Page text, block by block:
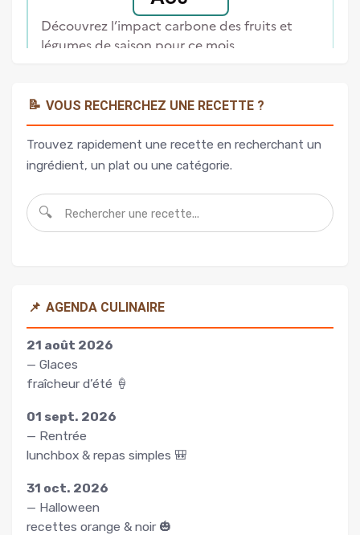
📝 VOUS RECHERCHEZ UNE RECETTE ?
Trouvez rapidement une recette en recherchant un
ingrédient, un plat ou une catégorie.
🔍
📌 AGENDA CULINAIRE
21 août 2026
— Glaces
fraîcheur d’été 🍦
01 sept. 2026
— Rentrée
lunchbox & repas simples 🎒
31 oct. 2026
— Halloween
recettes orange & noir 🎃